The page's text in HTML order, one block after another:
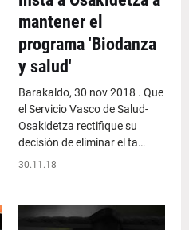
mantener el
programa 'Biodanza
y salud'
Barakaldo, 30 nov 2018 . Que
el Servicio Vasco de Salud-
Osakidetza rectifique su
decisión de eliminar el ta…
30.11.18